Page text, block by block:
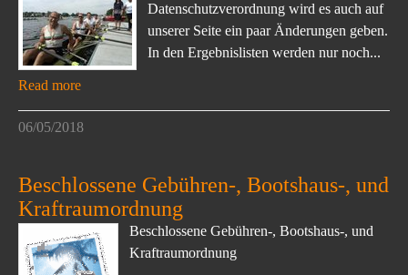
Datenschutzverordnung wird es auch auf
unserer Seite ein paar Änderungen geben.
In den Ergebnislisten werden nur noch...
Read more
06/05/2018
Beschlossene Gebühren-, Bootshaus-, und
Kraftraumordnung
Beschlossene Gebühren-, Bootshaus-, und
Kraftraumordnung